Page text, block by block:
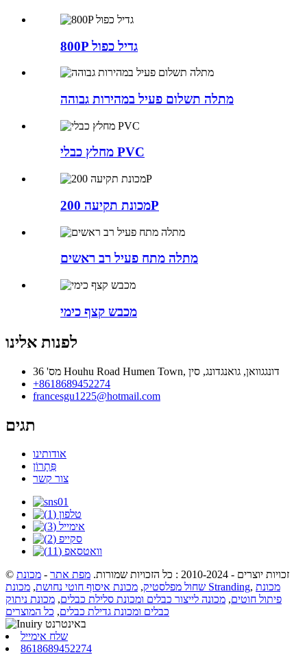
800P גדיל כפול
מתלה תשלום פעיל במהירות גבוהה
מחלץ כבלי PVC
מכונת תקיעה 200P
מתלה מתח פעיל רב ראשים
מכבש קצף כימי
לפנות אלינו
מס' 36 Houhu Road Humen Town, דונגגוואן, גואנגדונג, סין
+8618689452274
francesgu1225@hotmail.com
תגים
אודותינו
פִּתָרוֹן
צור קשר
© זכויות יוצרים - 2010-2024 : כל הזכויות שמורות. מפת אתר - מכונת
שחול מפלסטיק, מכונת איסוף חוטי נחושת, מכונת Stranding, מכונת
פיתול חוטים, מכונה לייצור כבלים ומכונת סלילת כבלים, מכונת ניתוק
כבלים ומכונת גדילת כבלים, כל המוצרים
שלח אימייל
8618689452274